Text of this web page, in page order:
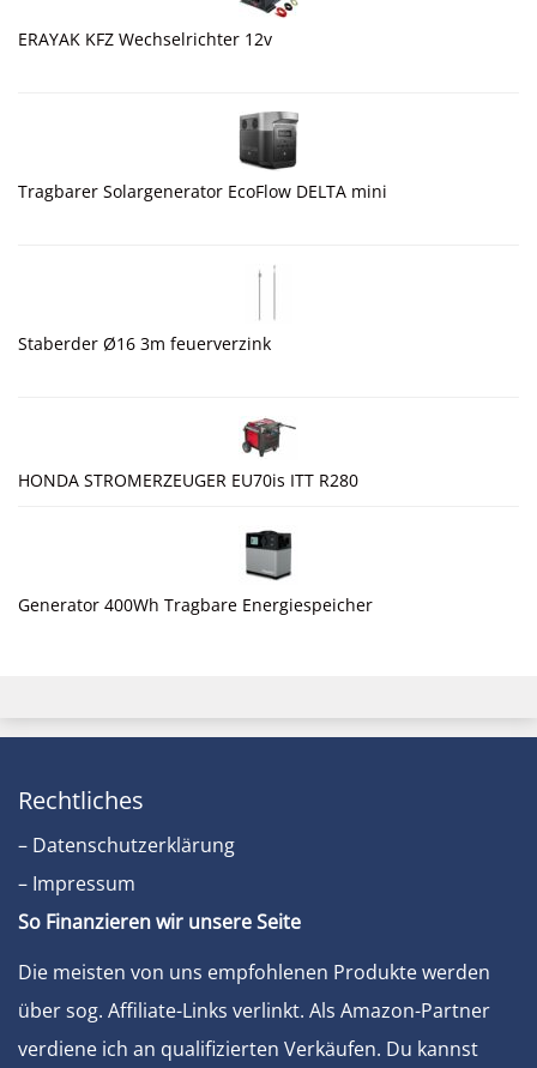
ERAYAK KFZ Wechselrichter 12v
Tragbarer Solargenerator EcoFlow DELTA mini
Staberder Ø16 3m feuerverzink
HONDA STROMERZEUGER EU70is ITT R280
Generator 400Wh Tragbare Energiespeicher
Rechtliches
– Datenschutzerklärung
– Impressum
So Finanzieren wir unsere Seite
Die meisten von uns empfohlenen Produkte werden
über sog. Affiliate-Links verlinkt. Als Amazon-Partner
verdiene ich an qualifizierten Verkäufen. Du kannst